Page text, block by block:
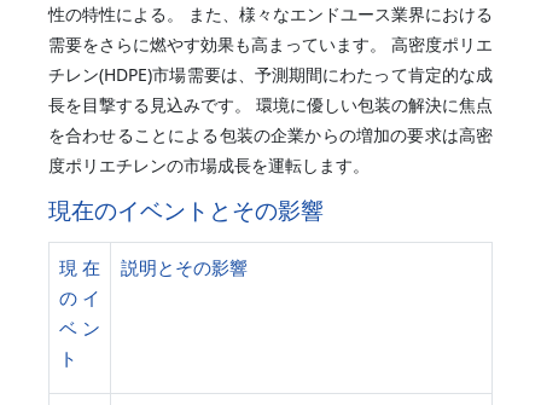
性の特性による。 また、様々なエンドユース業界における
需要をさらに燃やす効果も高まっています。 高密度ポリエ
チレン(HDPE)市場需要は、予測期間にわたって肯定的な成
長を目撃する見込みです。 環境に優しい包装の解決に焦点
を合わせることによる包装の企業からの増加の要求は高密
度ポリエチレンの市場成長を運転します。
現在のイベントとその影響
現在
のイ
ベン
ト
説明とその影響